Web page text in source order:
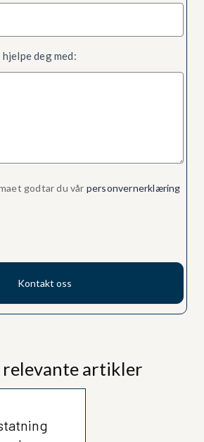
deg med:
godtar du vår personvernerklæring
Kontakt oss
artikler